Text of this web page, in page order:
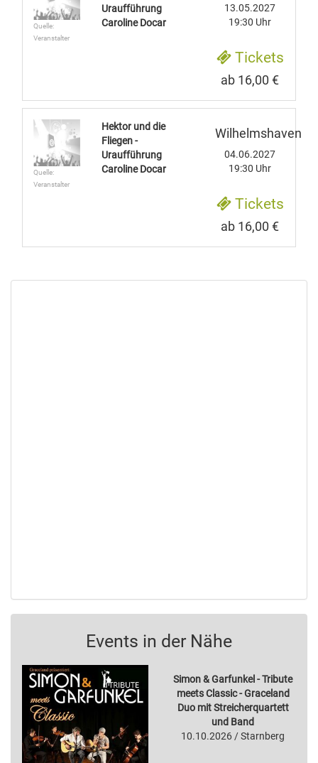
Quelle:
Veranstalter
Uraufführung
Caroline Docar
13.05.2027
19:30 Uhr
Tickets
ab 16,00 €
Quelle:
Veranstalter
Hektor und die
Fliegen -
Uraufführung
Caroline Docar
Wilhelmshaven
04.06.2027
19:30 Uhr
Tickets
ab 16,00 €
Events in der Nähe
Simon & Garfunkel - Tribute
meets Classic - Graceland
Duo mit Streicherquartett
und Band
10.10.2026 / Starnberg